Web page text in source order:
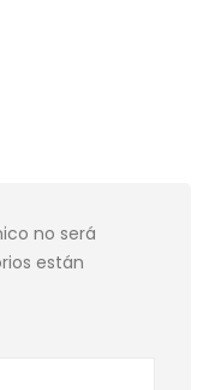
no será
están